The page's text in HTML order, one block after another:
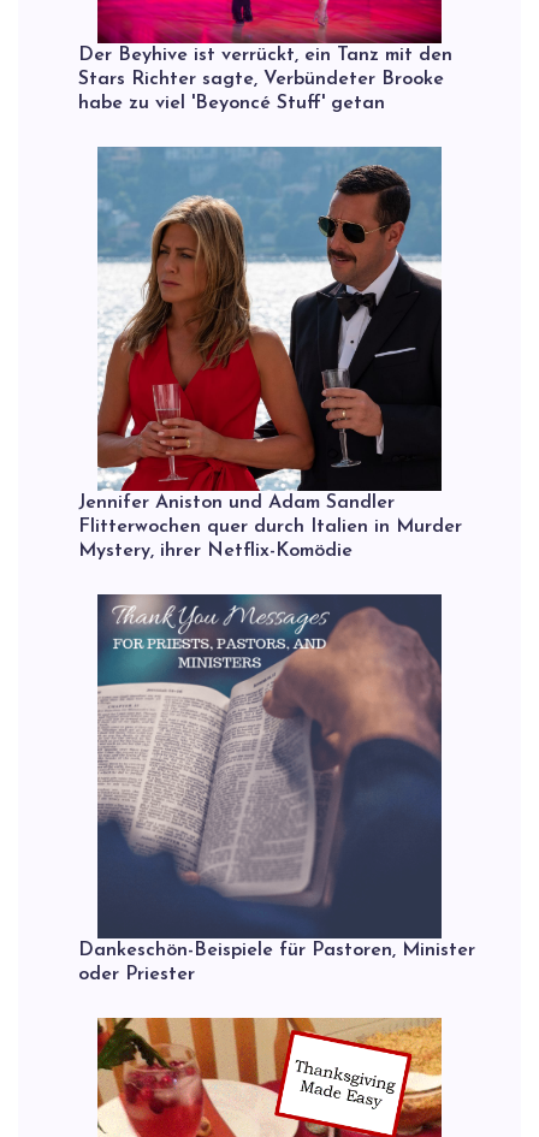
Der Beyhive ist verrückt, ein Tanz mit den
Stars Richter sagte, Verbündeter Brooke
habe zu viel 'Beyoncé Stuff' getan
Jennifer Aniston und Adam Sandler
Flitterwochen quer durch Italien in Murder
Mystery, ihrer Netflix-Komödie
Dankeschön-Beispiele für Pastoren, Minister
oder Priester